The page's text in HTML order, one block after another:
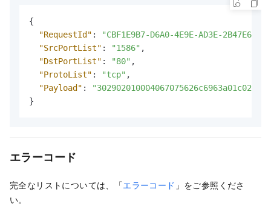
{
"RequestId" :
"CBF1E9B7-D6A0-4E9E-AD3E-
"SrcPortList" : "1586" ,
"DstPortList" : "80" ,
"ProtoList" : "tcp" ,
"Payload" :
}
エラーコード
完全なリストについては、「エラーコード 」をご参照くださ
い。